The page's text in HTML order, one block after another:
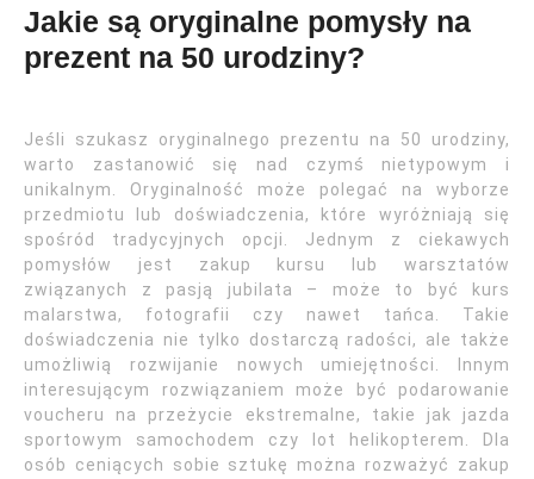
Jakie są oryginalne pomysły na
prezent na 50 urodziny?
Jeśli szukasz oryginalnego prezentu na 50 urodziny,
warto zastanowić się nad czymś nietypowym i
unikalnym. Oryginalność może polegać na wyborze
przedmiotu lub doświadczenia, które wyróżniają się
spośród tradycyjnych opcji. Jednym z ciekawych
pomysłów jest zakup kursu lub warsztatów
związanych z pasją jubilata – może to być kurs
malarstwa, fotografii czy nawet tańca. Takie
doświadczenia nie tylko dostarczą radości, ale także
umożliwią rozwijanie nowych umiejętności. Innym
interesującym rozwiązaniem może być podarowanie
voucheru na przeżycie ekstremalne, takie jak jazda
sportowym samochodem czy lot helikopterem. Dla
osób ceniących sobie sztukę można rozważyć zakup